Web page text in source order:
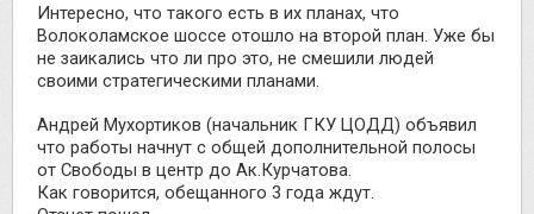
Интересно, что такого есть в их планах, что
Волоколамское шоссе отошло на второй план. Уже бы
не заикались что ли про это, не смешили людей
своими стратегическими планами.
Андрей Мухортиков (начальник ГКУ ЦОДД) объявил
что работы начнут с общей дополнительной полосы
от Свободы в центр до Ак.Курчатова.
Как говорится, обещанного 3 года ждут.